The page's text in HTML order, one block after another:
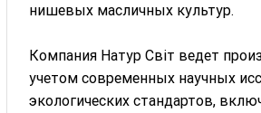
нишевых масличных культур.
Компания Натур Світ ведет
учетом современных научных
экологических стандартов,